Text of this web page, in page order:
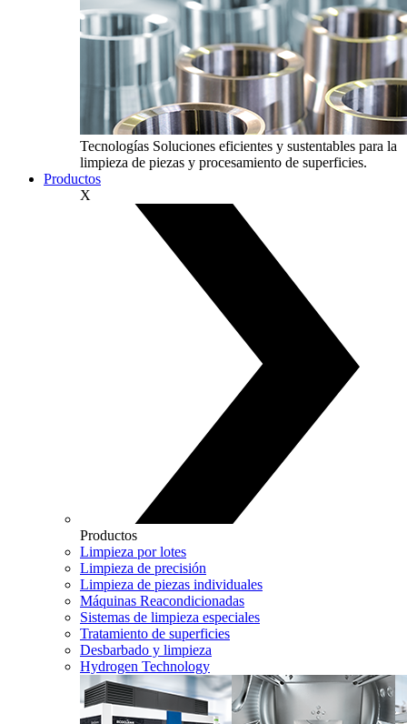
Tecnologías Soluciones eficientes y sustentables para la
limpieza de piezas y procesamiento de superficies.
Productos
X
Productos
Limpieza por lotes
Limpieza de precisión
Limpieza de piezas individuales
Máquinas Reacondicionadas
Sistemas de limpieza especiales
Tratamiento de superficies
Desbarbado y limpieza
Hydrogen Technology